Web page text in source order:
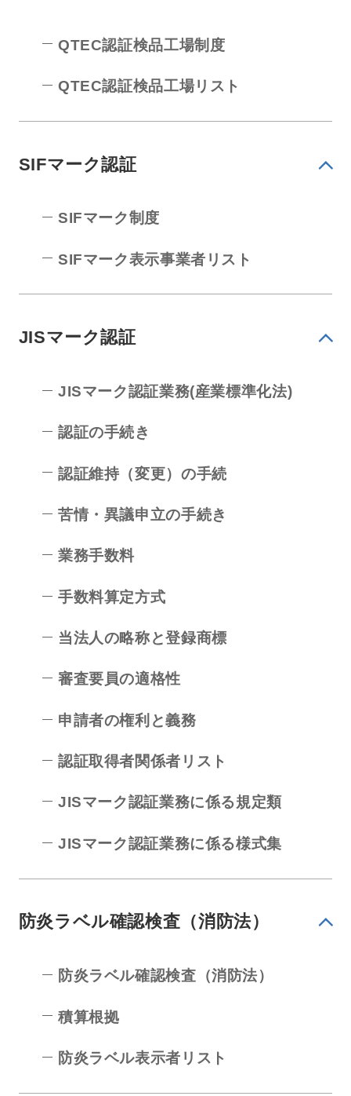
QTEC認証検品工場制度
QTEC認証検品工場リスト
SIFマーク認証
SIFマーク制度
SIFマーク表示事業者リスト
JISマーク認証
JISマーク認証業務(産業標準化法)
認証の手続き
認証維持（変更）の手続
苦情・異議申立の手続き
業務手数料
手数料算定方式
当法人の略称と登録商標
審査要員の適格性
申請者の権利と義務
認証取得者関係者リスト
JISマーク認証業務に係る規定類
JISマーク認証業務に係る様式集
防炎ラベル確認検査（消防法）
防炎ラベル確認検査（消防法）
積算根拠
防炎ラベル表示者リスト